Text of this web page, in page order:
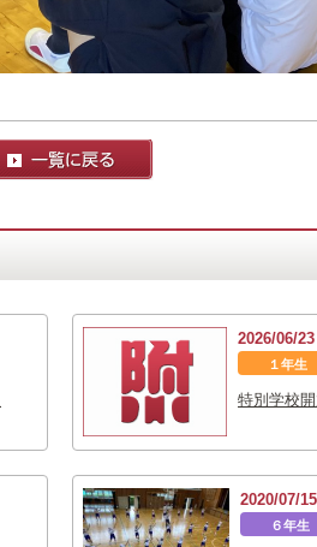
2026/06/23
１年生
特別学校開
2020/07/15
６年生